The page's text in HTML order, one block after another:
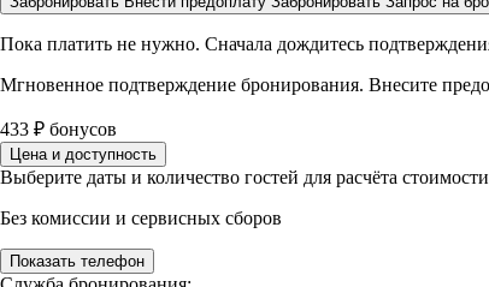
Пока платить не нужно. Сначала дождитесь
Мгновенное подтверждение бронирования. Внесите
433 ₽ бонусов
Цена и доступность
Выберите даты и количество гостей для расчёта
Без комиссии и сервисных сборов
Показать телефон